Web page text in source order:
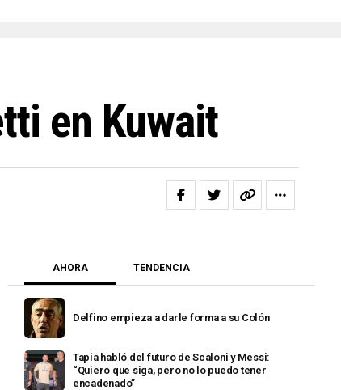
en Kuwait
AHORA TENDENCIA
Delfino empieza a darle forma a su Colón
Tapia habló del futuro de Scaloni y Messi:
“Quiero que siga, pero no lo puedo tener
encadenado”